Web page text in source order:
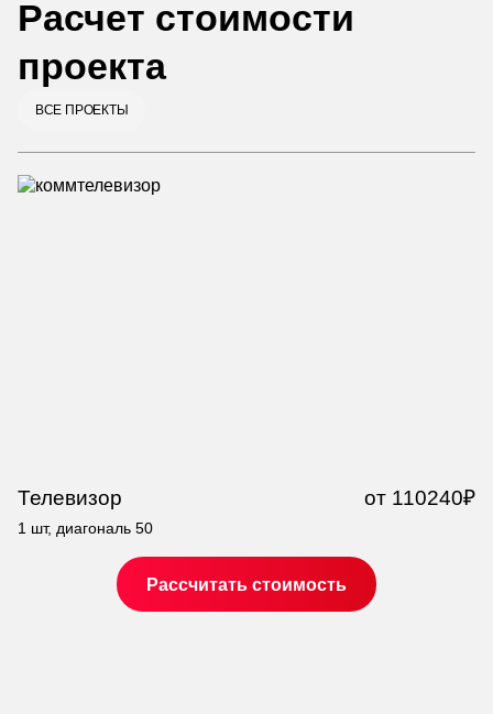
Расчет стоимости
проекта
ВСЕ ПРОЕКТЫ
Телевизор от 110240₽
1 шт, диагональ 50
Рассчитать стоимость